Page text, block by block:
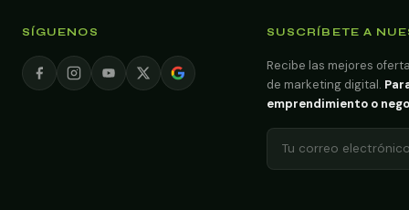
SÍGUENOS SUSCRÍBETE A
Recibe las mejores
de marketing digital.
emprendimiento o